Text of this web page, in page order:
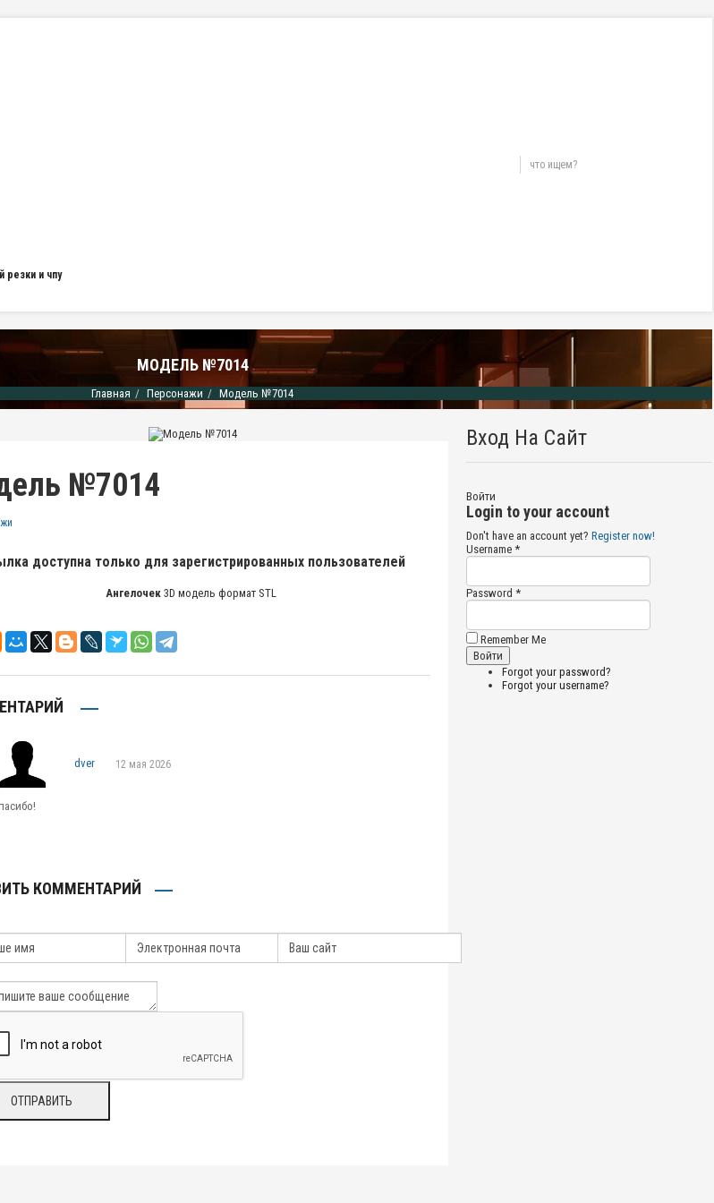
резки и чпу
МОДЕЛЬ №7014
Главная Персонажи Модель №7014
№7014
доступна только для зарегистрированных пользователей
Ангелочек 3D модель формат STL
dver 12 мая 2026
КОММЕНТАРИЙ
Вход На Сайт
Войти
Login to your account
Don't have an account yet? Register now!
Username *
Password *
Remember Me
Forgot your password?
Forgot your username?